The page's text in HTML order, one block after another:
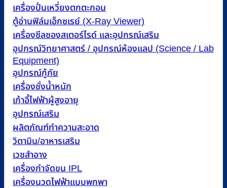
เครื่องปั่นเหวี่ยงตกตะกอน
ตู้อ่านฟิล์มเอ็กซเรย์ (X-Ray Viewer)
เครื่องซีลซองสเตอร์ไรด์ และอุปกรณ์เสริม
อุปกรณ์วิทยาศาสตร์ / อุปกรณ์ห้องแลป (Science / Lab
Equipment)
อุปกรณ์กู้ภัย
เครื่องชั่งน้ำหนัก
เก้าอี้ไฟฟ้าผู้สูงอายุ
อุปกรณ์เสริม
ผลิตภัณฑ์ทำความสะอาด
วิตามิน/อาหารเสริม
เวชสำอาง
เครื่องกำจัดขน IPL
เครื่องนวดไฟฟ้าแบบพกพา